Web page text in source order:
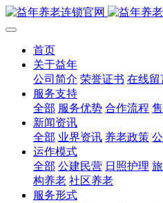
首页
关于益年
公司简介 荣誉证书 在线留
服务支持
全部 服务优势 合作流程
新闻资讯
全部 业界资讯 养老政策
运作模式
全部 公建民营 日照护理
构养老 社区养老
服务形式